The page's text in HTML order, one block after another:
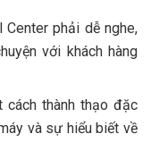
Center phải dễ nghe,
với khách hàng
cách thành thạo đặc
và sự hiểu biết về